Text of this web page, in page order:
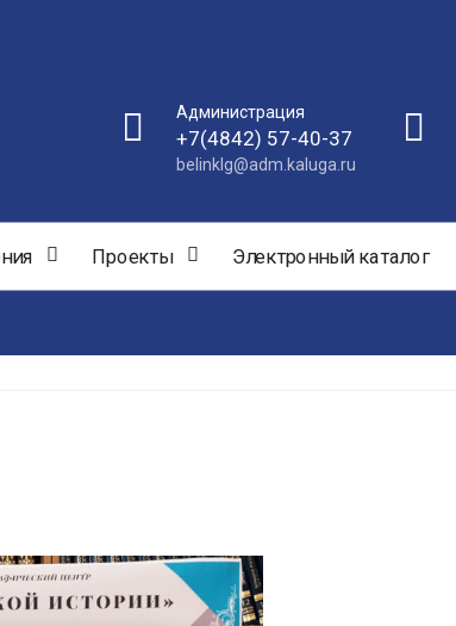
Администрация
+7(4842) 57-40-37
belinklg@adm.kaluga.ru
Проекты Электронный каталог